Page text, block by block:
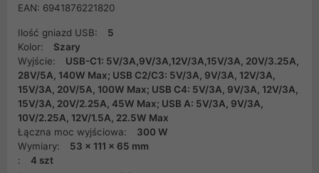
EAN: 6941876221820
Ilość gniazd USB:
5
Kolor:
Szary
Wyjście:
USB-C1: 5V/3A,9V/3A,12V/3A,15V/3A, 20V/3.25A,
28V/5A, 140W Max; USB C2/C3: 5V/3A, 9V/3A, 12V/3A,
15V/3A, 20V/5A, 100W Max; USB C4: 5V/3A, 9V/3A, 12V/3A,
15V/3A, 20V/2.25A, 45W Max; USB A: 5V/3A, 9V/3A,
10V/2.25A, 12V/1.5A, 22.5W Max
Łączna moc wyjściowa:
300 W
Wymiary:
53 x 111 x 65 mm
:
4 szt